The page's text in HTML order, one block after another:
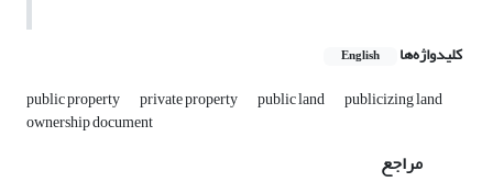
کلیدواژه‌ها English
public property private property public land publicizing land
ownership document
مراجع